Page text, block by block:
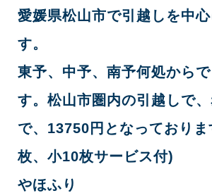
愛媛県松山市で引越しを中
す。
東予、中予、南予何処から
す。松山市圏内の引越しで
で、13750円となっており
枚、小10枚サービス付)
やほふり